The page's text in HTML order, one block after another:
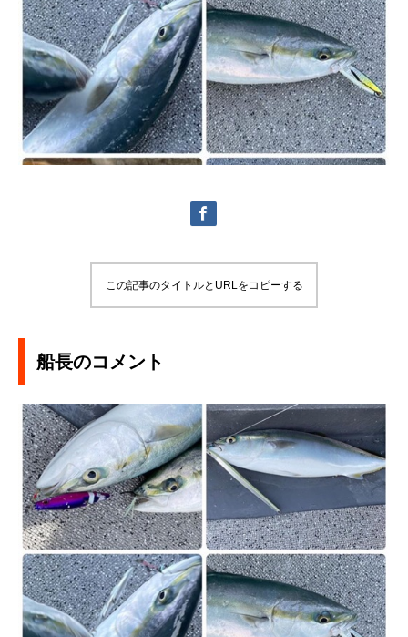
この記事のタイトルとURLをコピーする
船長のコメント